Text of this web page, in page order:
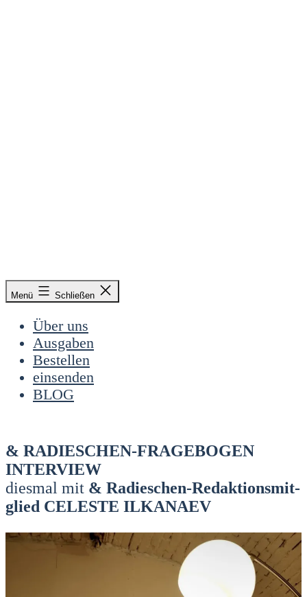
&
Radieschen
Menü Schließen
Über uns
Ausgaben
Bestellen
einsenden
BLOG
& RADIES­CHEN-FRA­GE­BO­GEN
INTER­VIEW
dies­mal mit & Radies­chen-Redak­ti­ons­mit­
glied CELE­S­TE ILKA­NAEV